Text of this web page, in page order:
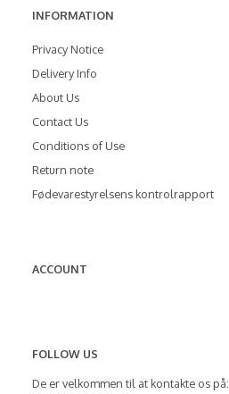
INFORMATION
Privacy Notice
Delivery Info
About Us
Contact Us
Conditions of Use
Return note
Fødevarestyrelsens kontrolrapport
ACCOUNT
FOLLOW US
De er velkommen til at kontakte os på: